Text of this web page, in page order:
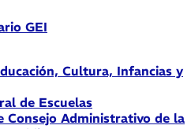
GEI
Cultura, Infancias y
de Escuelas
Consejo Administrativo de la